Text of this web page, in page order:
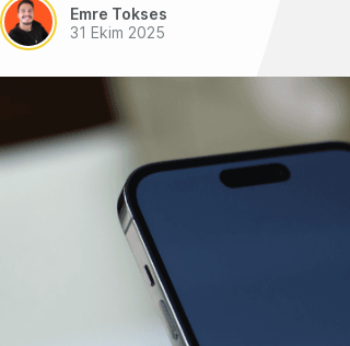
Emre Tokses
31 Ekim 2025